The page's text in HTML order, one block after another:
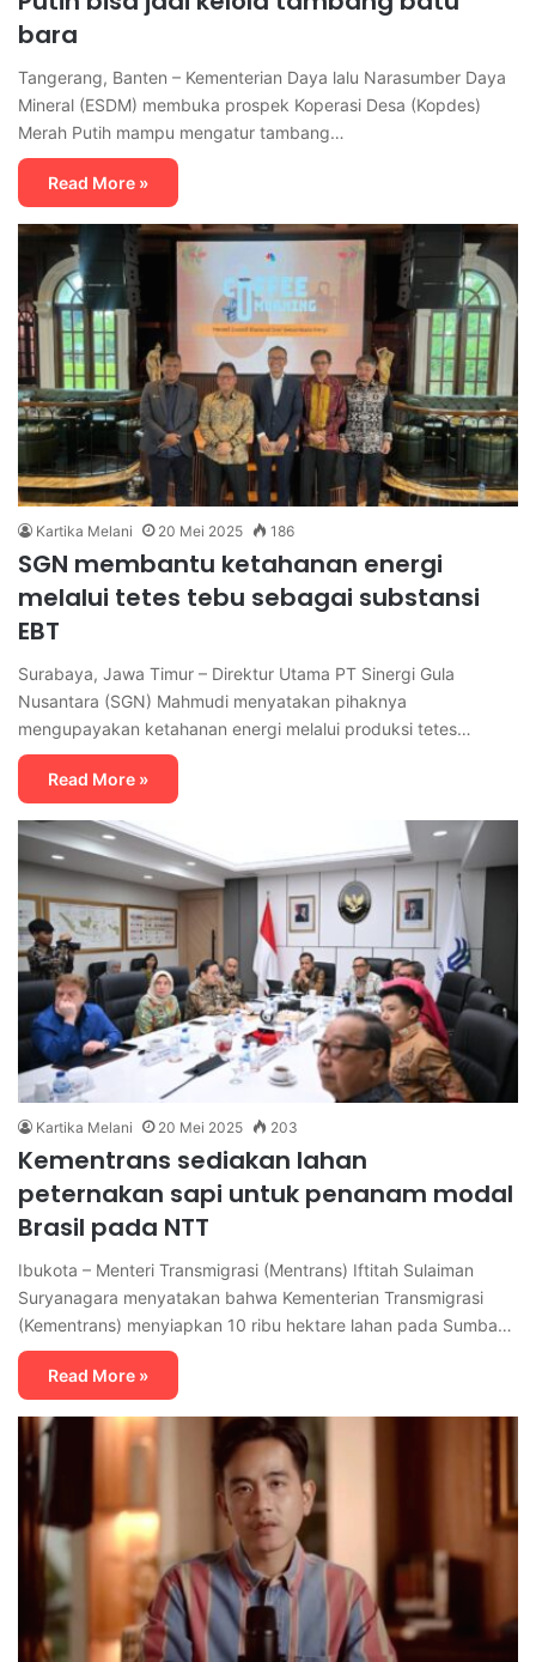
bara
Tangerang, Banten – Kementerian Daya lalu Narasumber Daya
Mineral (ESDM) membuka prospek Koperasi Desa (Kopdes)
Merah Putih mampu mengatur tambang…
Read More »
Kartika Melani 20 Mei 2025 186
SGN membantu ketahanan energi
melalui tetes tebu sebagai substansi
EBT
Surabaya, Jawa Timur – Direktur Utama PT Sinergi Gula
Nusantara (SGN) Mahmudi menyatakan pihaknya
mengupayakan ketahanan energi melalui produksi tetes…
Read More »
Kartika Melani 20 Mei 2025 203
Kementrans sediakan lahan
peternakan sapi untuk penanam modal
Brasil pada NTT
Ibukota – Menteri Transmigrasi (Mentrans) Iftitah Sulaiman
Suryanagara menyatakan bahwa Kementerian Transmigrasi
(Kementrans) menyiapkan 10 ribu hektare lahan pada Sumba…
Read More »